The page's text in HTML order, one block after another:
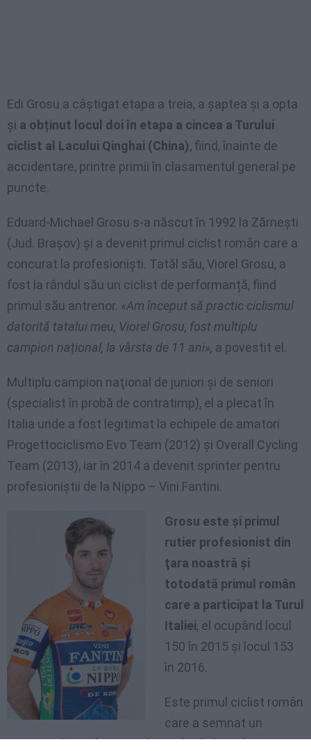
Edi Grosu a câştigat etapa a treia, a șaptea și a opta
și a obținut locul doi în etapa a cincea a Turului
ciclist al Lacului Qinghai (China), fiind, înainte de
accidentare, printre primii în clasamentul general pe
puncte.
Eduard-Michael Grosu s-a născut în 1992 la Zărneşti
(Jud. Braşov) şi a devenit primul ciclist român care a
concurat la profesionişti. Tatăl său, Viorel Grosu, a
fost la rândul său un ciclist de performanță, fiind
primul său antrenor. «Am început să practic ciclismul
datorită tatalui meu, Viorel Grosu, fost multiplu
campion național, la vârsta de 11 ani», a povestit el.
Multiplu campion naţional de juniori şi de seniori
(specialist în probă de contratimp), el a plecat în
Italia unde a fost legitimat la echipele de amatori
Progettociclismo Evo Team (2012) şi Overall Cycling
Team (2013), iar în 2014 a devenit sprinter pentru
profesioniştii de la Nippo – Vini Fantini.
Grosu este şi primul
rutier profesionist din
ţara noastră şi
totodată primul român
care a participat la Turul
Italiei, el ocupând locul
150 în 2015 şi locul 153
în 2016.
Este primul ciclist român
care a semnat un
contract de profesionist la o echipă din Italia. Cu